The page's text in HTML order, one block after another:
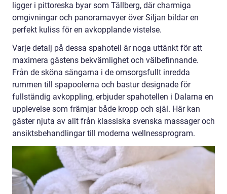
ligger i pittoreska byar som Tällberg, där charmiga
omgivningar och panoramavyer över Siljan bildar en
perfekt kuliss för en avkopplande vistelse.
Varje detalj på dessa spahotell är noga uttänkt för att
maximera gästens bekvämlighet och välbefinnande.
Från de sköna sängarna i de omsorgsfullt inredda
rummen till spapoolerna och bastur designade för
fullständig avkoppling, erbjuder spahotellen i Dalarna en
upplevelse som främjar både kropp och själ. Här kan
gäster njuta av allt från klassiska svenska massager och
ansiktsbehandlingar till moderna wellnessprogram.